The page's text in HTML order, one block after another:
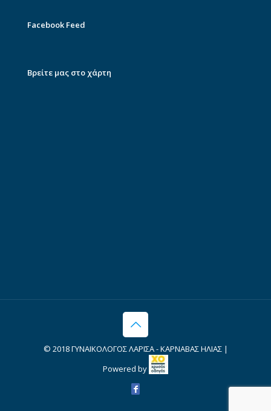
Facebook Feed
Βρείτε μας στο χάρτη
© 2018 ΓΥΝΑΙΚΟΛΟΓΟΣ ΛΑΡΙΣΑ - ΚΑΡΝΑΒΑΣ ΗΛΙΑΣ |
Powered by